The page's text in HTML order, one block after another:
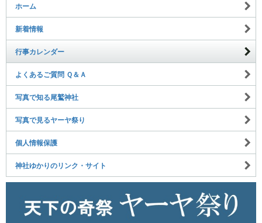
ホーム
新着情報
行事カレンダー
よくあるご質問 Ｑ＆Ａ
写真で知る尾鷲神社
写真で見るヤーヤ祭り
個人情報保護
神社ゆかりのリンク・サイト